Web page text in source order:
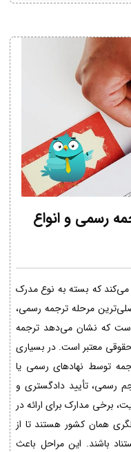
رسمی و انواع
می‌کند که بسته به نوع مدرک
مرحله ترجمه رسمی،
است که نشان می‌دهد ترجمه
معتبر است. در بسیاری
توسط نهادهای رسمی یا
رسمی، تأیید دادگستری و
برخی مدارک برای ارائه در
همان کشور هستند تا از
باشند. این مراحل باعث